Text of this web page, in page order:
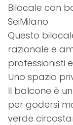
Bilocale con
SeiMilano
Questo
razionale e
professionisti
Uno spazio
Il balcone è
per godersi
verde